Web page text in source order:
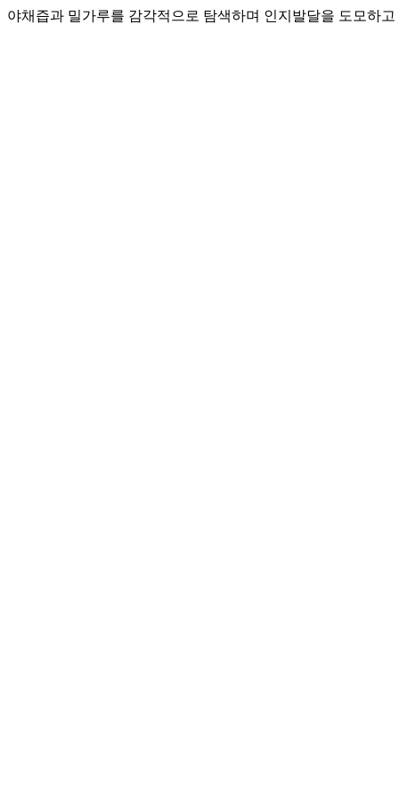
야채즙과 밀가루를 감각적으로 탐색하며 인지발달을 도모하